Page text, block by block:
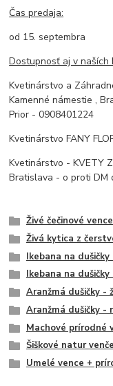
Čas predaja:
od 15. septembra
Dostupnosť aj v naších
Kvetinárstvo a
Kamenné námestie ,
Prior - 0908401224
Kvetinárstvo FANY
Kvetinárstvo - KVETY
Bratislava - o proti DM
Živé čečinové
Živá kytica z
Ikebana na
Ikebana na dušičky
Aranžmá dušičky -
Aranžmá dušičky -
Machové prírodné
Šiškové natur
Umelé vence +